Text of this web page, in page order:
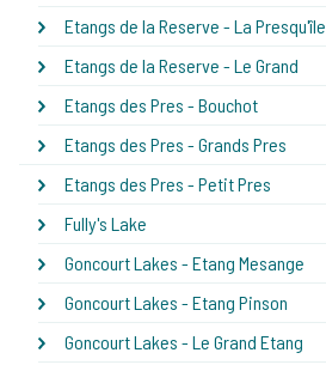
Etangs de la Reserve - La Presqu'île
Etangs de la Reserve - Le Grand
Etangs des Pres - Bouchot
Etangs des Pres - Grands Pres
Etangs des Pres - Petit Pres
Fully's Lake
Goncourt Lakes - Etang Mesange
Goncourt Lakes - Etang Pinson
Goncourt Lakes - Le Grand Etang